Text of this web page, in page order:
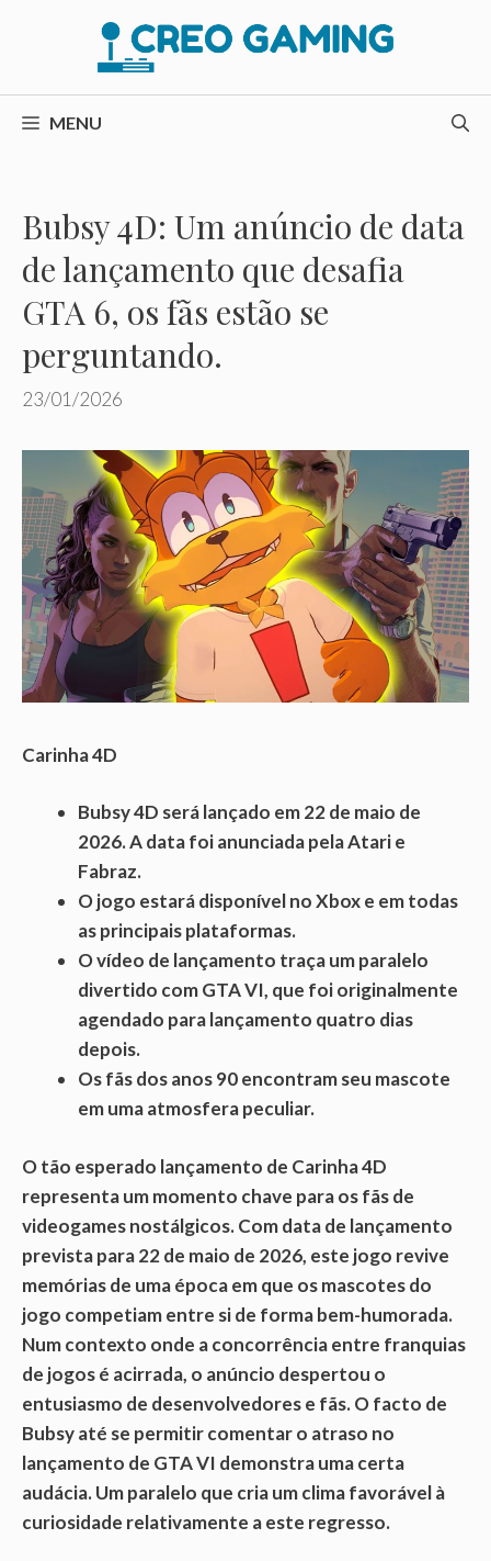
conteúdo
MENU
Bubsy 4D: Um anúncio de data
de lançamento que desafia
GTA 6, os fãs estão se
perguntando.
23/01/2026
Carinha 4D
Bubsy 4D será lançado em 22 de maio de
2026. A data foi anunciada pela Atari e
Fabraz.
O jogo estará disponível no Xbox e em todas
as principais plataformas.
O vídeo de lançamento traça um paralelo
divertido com GTA VI, que foi originalmente
agendado para lançamento quatro dias
depois.
Os fãs dos anos 90 encontram seu mascote
em uma atmosfera peculiar.
O tão esperado lançamento de Carinha 4D
representa um momento chave para os fãs de
videogames nostálgicos. Com data de lançamento
prevista para 22 de maio de 2026, este jogo revive
memórias de uma época em que os mascotes do
jogo competiam entre si de forma bem-humorada.
Num contexto onde a concorrência entre franquias
de jogos é acirrada, o anúncio despertou o
entusiasmo de desenvolvedores e fãs. O facto de
Bubsy até se permitir comentar o atraso no
lançamento de GTA VI demonstra uma certa
audácia. Um paralelo que cria um clima favorável à
curiosidade relativamente a este regresso.